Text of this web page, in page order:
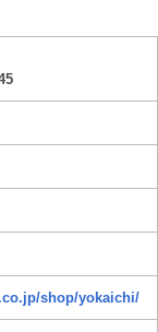
shop/yokaichi/